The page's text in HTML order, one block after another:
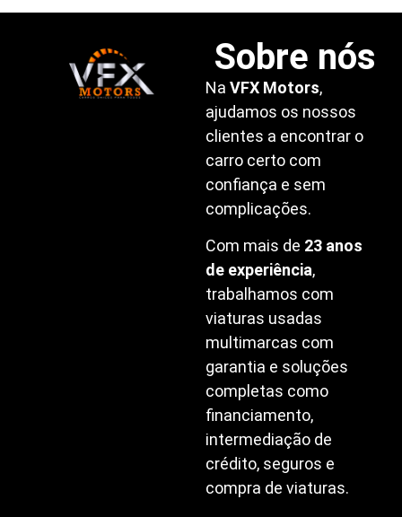
Sobre nós
NaVFX Motors,
ajudamos os nossos
clientes a encontrar o
carro certo com
confiança e sem
complicações.
Com mais de 23 anos
de experiência,
trabalhamos com
viaturas usadas
multimarcas com
garantia e soluções
completas como
financiamento,
intermediação de
crédito, seguros e
compra de viaturas.